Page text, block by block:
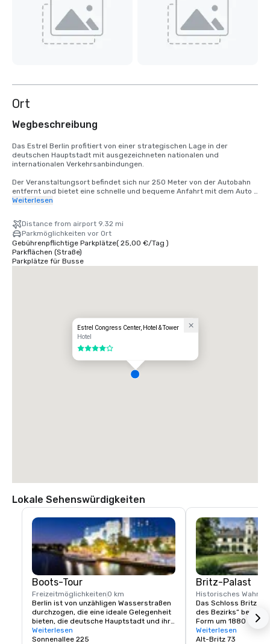
Ort
Wegbeschreibung
Das Estrel Berlin profitiert von einer strategischen Lage in der
deutschen Hauptstadt mit ausgezeichneten nationalen und
internationalen Verkehrsanbindungen.
Der Veranstaltungsort befindet sich nur 250 Meter von der Autobahn
entfernt und bietet eine schnelle und bequeme Anfahrt mit dem Auto
aus allen Richtungen. Der Flughafen Berlin Brandenburg (BER) ist etwa
erreichbar und bietet direkte Verbindungen in die Berliner Innenstadt
und zu den wichtigsten Verkehrsknotenpunkten.
Bushaltestellen, Taxiservices und Abholstellen für
Mitfahrgelegenheiten befinden sich direkt vor dem Veranstaltungsort
und sorgen für eine reibungslose An- und Abreise für Gäste und
Weiterlesen
Distance from airport 9.32 mi
Parkmöglichkeiten vor Ort
Gebührenpflichtige Parkplätze( 25,00 €/Tag )
Parkflächen (Straße)
Parkplätze für Busse
Estrel Congress Center, Hotel & Tower
Hotel
4 von 5
Lokale Sehenswürdigkeiten
Boots-Tour
Freizeitmöglichkeiten 0 km
Berlin ist von unzähligen Wasserstraßen
durchzogen, die eine ideale Gelegenheit
bieten, die deutsche Hauptstadt und ihre
vielen Sehenswürdigkeiten vom Wasser
aus zu entdecken. Beginnen Sie Ihre
Weiterlesen
Sonnenallee 225
Britz-Palast
Historisches
Das Schloss Britz
des Bezirks“
Form um 1880 von
Besitzer. Die
Neorenaissance-Stil
Weiterlesen
Alt-Britz 73